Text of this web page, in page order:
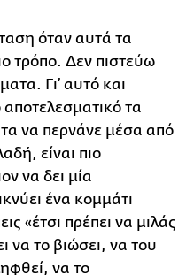
όταν αυτά τα
τρόπο. Δεν πιστεύω
Γι’ αυτό και
αποτελεσματικό τα
να περνάνε μέσα από
είναι πιο
να δει μία
ένα κομμάτι
«έτσι πρέπει να μιλάς
να το βιώσει, να του
να το